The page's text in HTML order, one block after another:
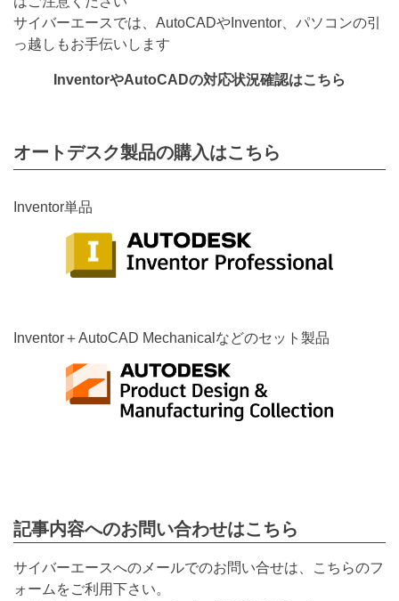
サイバーエースでは、AutoCADやInventor、パソコンの引
っ越しもお手伝いします
InventorやAutoCADの対応状況確認はこちら
オートデスク製品の購入はこちら
Inventor単品
Inventor＋AutoCAD Mechanicalなどのセット製品
記事内容へのお問い合わせはこちら
サイバーエースへのメールでのお問い合せは、こちらのフ
ォームをご利用下さい。